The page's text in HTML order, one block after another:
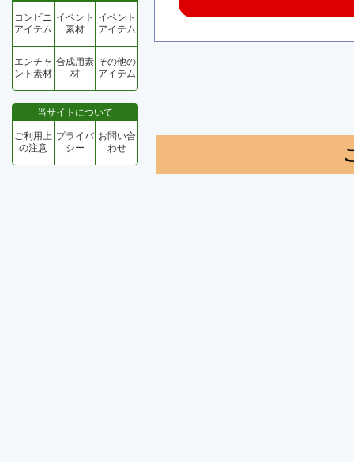
コンビニ
アイテム
イベント
素材
イベント
アイテム
エンチャ
ント素材
合成用素
材
その他の
アイテム
当サイトについて
ご利用上
の注意
プライバ
シー
お問い合
わせ